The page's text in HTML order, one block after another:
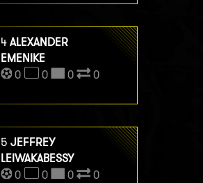
4 ALEXANDER
EMENIKE
0
0 0 0
5 JEFFREY
LEIWAKABESSY
0
0 0 0